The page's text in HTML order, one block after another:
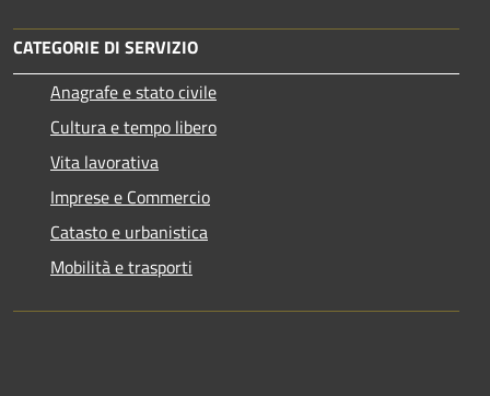
CATEGORIE DI SERVIZIO
Anagrafe e stato civile
Cultura e tempo libero
Vita lavorativa
Imprese e Commercio
Catasto e urbanistica
Mobilità e trasporti